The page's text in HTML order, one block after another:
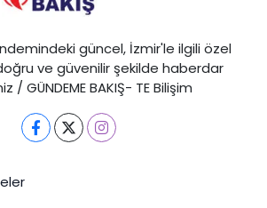
güncel, İzmir'le ilgili özel
ve güvenilir şekilde haberdar
/ GÜNDEME BAKIŞ- TE Bilişim